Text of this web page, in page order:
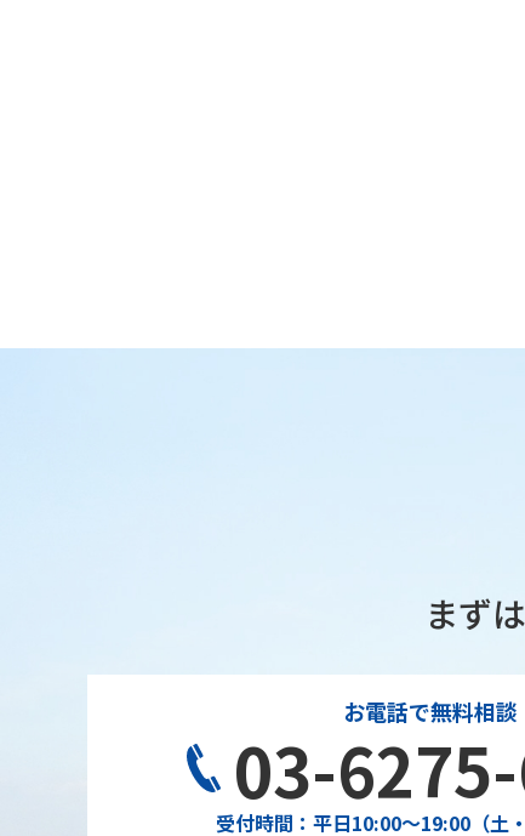
まず
お電話で無料相談
03-
受付時間：平日10:00〜19:00（土